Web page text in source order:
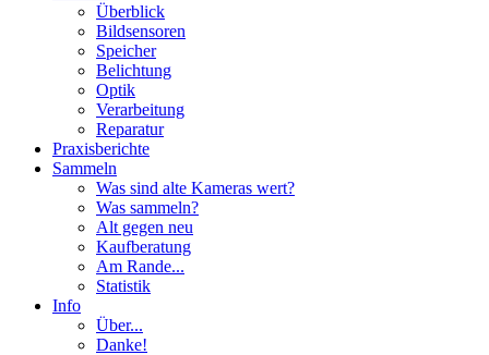
Überblick
Bildsensoren
Speicher
Belichtung
Optik
Verarbeitung
Reparatur
Praxisberichte
Sammeln
Was sind alte Kameras wert?
Was sammeln?
Alt gegen neu
Kaufberatung
Am Rande...
Statistik
Info
Über...
Danke!